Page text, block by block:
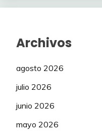
Archivos
agosto 2026
julio 2026
junio 2026
mayo 2026